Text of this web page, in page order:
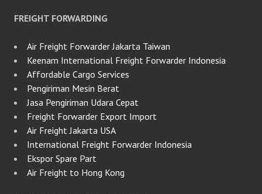
FREIGHT FORWARDING
Air Freight Forwarder Jakarta Taiwan
Keenam International Freight Forwarder Indonesia
Affordable Cargo Services
Pengiriman Mesin Berat
Jasa Pengiriman Udara Cepat
Freight Forwarder Export Import
Air Freight Jakarta USA
International Freight Forwarder Indonesia
Ekspor Spare Part
Air Freight to Hong Kong